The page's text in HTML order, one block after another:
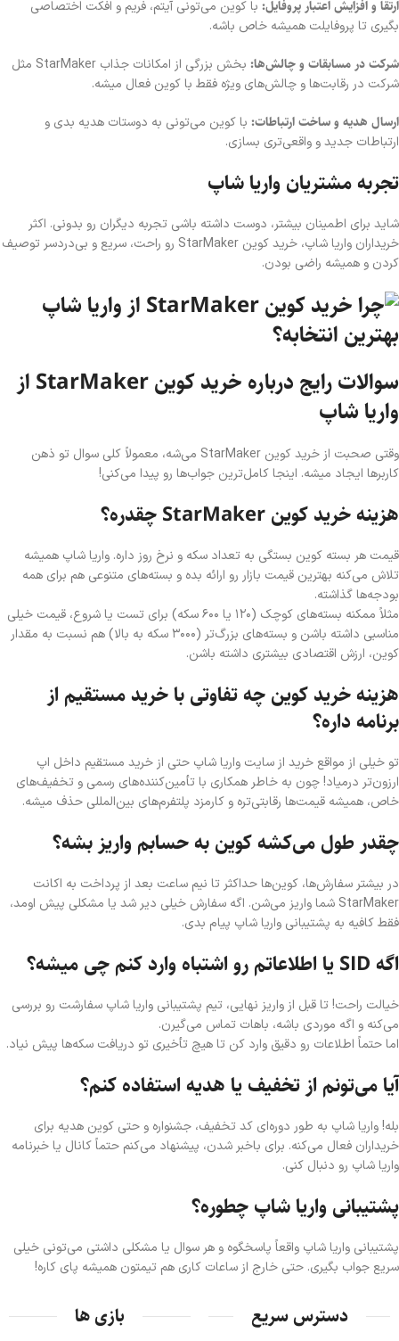
ارتقا و افزایش اعتبار پروفایل: با کوین می‌تونی آیتم، فریم و افکت اختصاصی
بگیری تا پروفایلت همیشه خاص باشه.
شرکت در مسابقات و چالش‌ها:
بخش بزرگی از امکانات جذاب StarMaker مثل
شرکت در رقابت‌ها و چالش‌های ویژه فقط با کوین فعال میشه.
ارسال هدیه و ساخت ارتباطات: با کوین می‌تونی به دوستات هدیه بدی و
ارتباطات جدید و واقعی‌تری بسازی.
تجربه مشتریان واریا شاپ
شاید برای اطمینان بیشتر، دوست داشته باشی تجربه دیگران رو بدونی. اکثر
خریداران واریا شاپ، خرید کوین StarMaker رو راحت، سریع و بی‌دردسر توصیف
کردن و همیشه راضی بودن.
سوالات رایج درباره خرید کوین StarMaker از
واریا شاپ
وقتی صحبت از خرید کوین StarMaker می‌شه، معمولاً کلی سوال تو ذهن
کاربرها ایجاد میشه. اینجا کامل‌ترین جواب‌ها رو پیدا می‌کنی!
هزینه خرید کوین StarMaker چقدره؟
قیمت هر بسته کوین بستگی به تعداد سکه و نرخ روز داره. واریا شاپ همیشه
تلاش می‌کنه بهترین قیمت بازار رو ارائه بده و بسته‌های متنوعی هم برای همه
بودجه‌ها گذاشته.
مثلاً ممکنه بسته‌های کوچک (۱۲۰ یا ۶۰۰ سکه) برای تست یا شروع، قیمت خیلی
مناسبی داشته باشن و بسته‌های بزرگ‌تر (۳۰۰۰ سکه به بالا) هم نسبت به مقدار
کوین، ارزش اقتصادی بیشتری داشته باشن.
هزینه خرید کوین چه تفاوتی با خرید مستقیم از
برنامه داره؟
تو خیلی از مواقع خرید از سایت واریا شاپ حتی از خرید مستقیم داخل اپ
ارزون‌تر درمیاد! چون به خاطر همکاری با تأمین‌کننده‌های رسمی و تخفیف‌های
خاص، همیشه قیمت‌ها رقابتی‌تره و کارمزد پلتفرم‌های بین‌المللی حذف میشه.
چقدر طول می‌کشه کوین به حسابم واریز بشه؟
در بیشتر سفارش‌ها، کوین‌ها حداکثر تا نیم ساعت بعد از پرداخت به اکانت
StarMaker شما واریز می‌شن. اگه سفارش خیلی دیر شد یا مشکلی پیش اومد،
فقط کافیه به پشتیبانی واریا شاپ پیام بدی.
اگه SID یا اطلاعاتم رو اشتباه وارد کنم چی میشه؟
خیالت راحت! تا قبل از واریز نهایی، تیم پشتیبانی واریا شاپ سفارشت رو بررسی
می‌کنه و اگه موردی باشه، باهات تماس می‌گیرن.
اما حتماً اطلاعات رو دقیق وارد کن تا هیچ تأخیری تو دریافت سکه‌ها پیش نیاد.
آیا می‌تونم از تخفیف یا هدیه استفاده کنم؟
بله! واریا شاپ به طور دوره‌ای کد تخفیف، جشنواره و حتی کوین هدیه برای
خریداران فعال می‌کنه. برای باخبر شدن، پیشنهاد می‌کنم حتماً کانال یا خبرنامه
واریا شاپ رو دنبال کنی.
پشتیبانی واریا شاپ چطوره؟
پشتیبانی واریا شاپ واقعاً پاسخگوه و هر سوال یا مشکلی داشتی می‌تونی خیلی
سریع جواب بگیری. حتی خارج از ساعات کاری هم تیمتون همیشه پای کاره!
دسترس سریع بازی ها